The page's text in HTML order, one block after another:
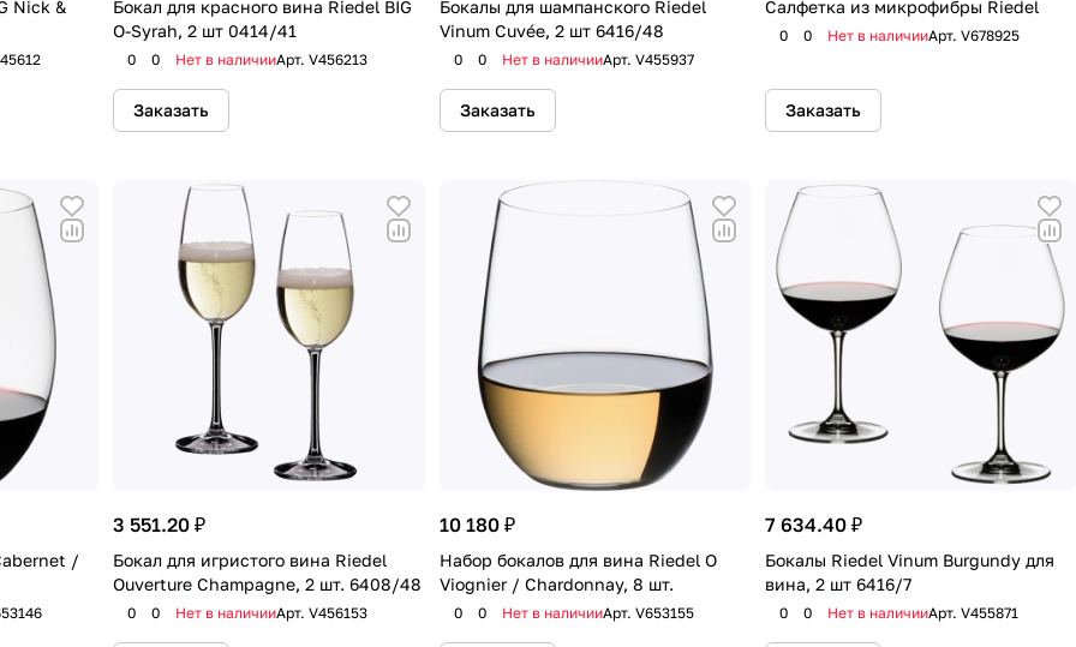
Nick &
Бокал для красного вина Riedel BIG
O-Syrah, 2 шт 0414/41
0 0 Нет в наличииАрт.V456213
Заказать
Бокалы для шампанского Riedel
Vinum Cuvée, 2 шт 6416/48
0 0 Нет в наличииАрт. V455937
Заказать
Салфетка из микрофибры Riedel
0 0 Нет в наличииАрт. V678925
Заказать
/
3 551.20 ₽
Бокал для игристого вина Riedel
Ouverture Champagne, 2 шт. 6408/48
0 0 Нет в наличииАрт.V456153
10 180 ₽
Набор бокалов для вина Riedel O
Viognier / Chardonnay, 8 шт.
0 0 Нет в наличииАрт. V653155
7 634.40 ₽
Бокалы Riedel Vinum Burgundy для
вина, 2 шт 6416/7
0 0 Нет в наличииАрт. V455871